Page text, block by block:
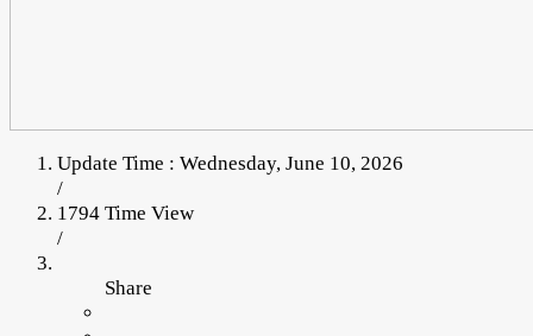
Update Time : Wednesday, June 10, 2026
/
1794 Time View
/
Share